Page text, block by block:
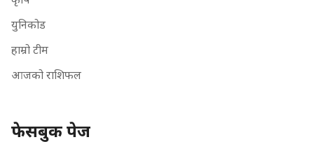
युनिकोड
हाम्रो टीम
आजको राशिफल
फेसबुक पेज